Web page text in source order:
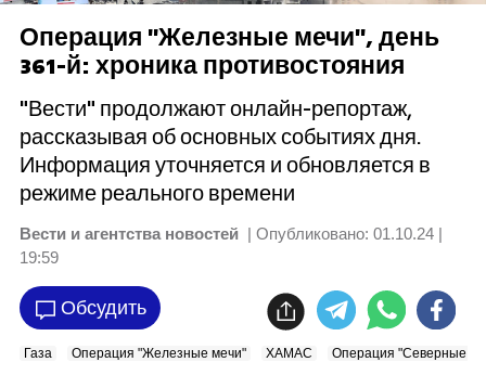
Операция "Железные мечи", день
361-й: хроника противостояния
"Вести" продолжают онлайн-репортаж,
рассказывая об основных событиях дня.
Информация уточняется и обновляется в
режиме реального времени
Вести и агентства новостей | Опубликовано: 01.10.24 |
19:59
Обсудить
Газа Операция "Железные мечи" ХАМАС Операция "Северные